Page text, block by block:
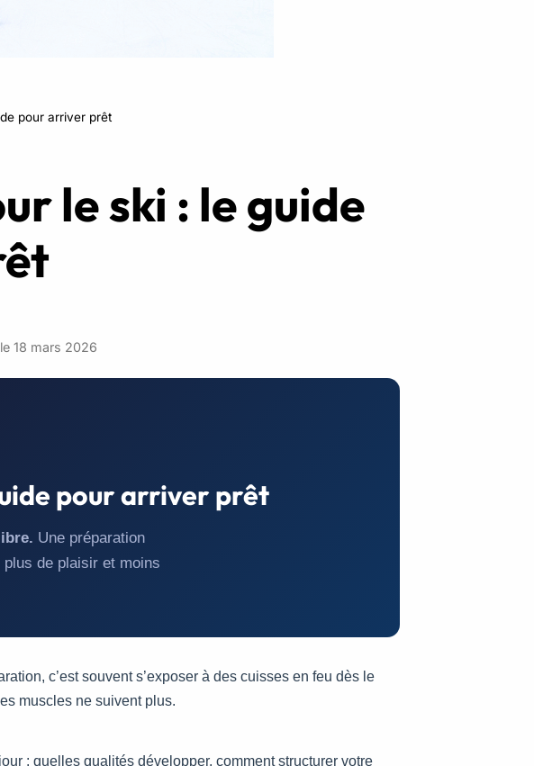
pour arriver prêt
le ski : le guide
18 mars 2026
pour arriver prêt
Une préparation
de plaisir et moins
c’est souvent s’exposer à des cuisses en feu dès le
muscles ne suivent plus.
: quelles qualités développer, comment structurer votre